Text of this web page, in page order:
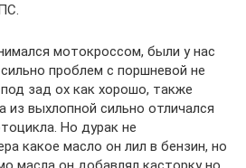
мотокроссом, были у нас
проблем с поршневой не
зад ох как хорошо, также
выхлопной сильно отличался
Но дурак не
какое масло он лил в бензин, но